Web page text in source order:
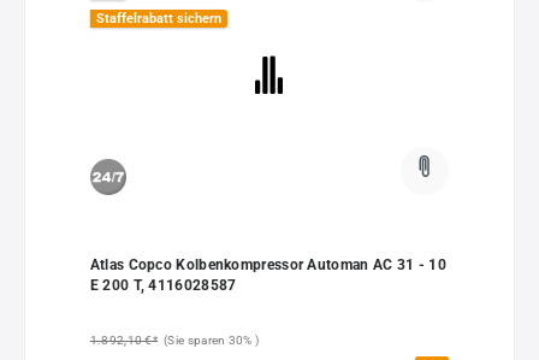
Staffelrabatt sichern
Atlas Copco Kolbenkompressor Automan AC 31 - 10
E 200 T, 4116028587
1.892,10 €* (Sie sparen 30% )